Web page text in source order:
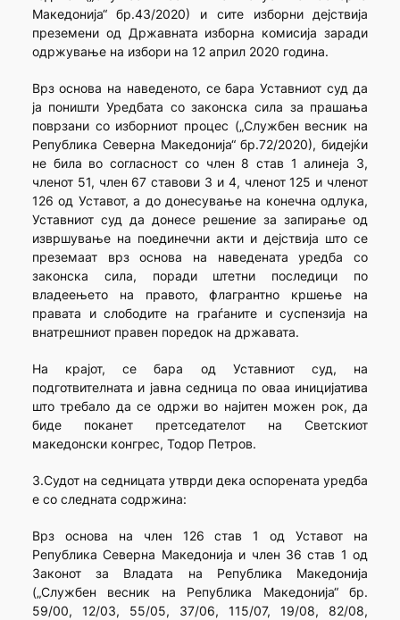
Македонија“ бр.43/2020) и сите изборни дејствија
преземени од Државната изборна комисија заради
одржување на избори на 12 април 2020 година.
Врз основа на наведеното, се бара Уставниот суд да
ја поништи Уредбата со законска сила за прашања
поврзани со изборниот процес („Службен весник на
Република Северна Македонија“ бр.72/2020), бидејќи
не била во согласност со член 8 став 1 алинеја 3,
членот 51, член 67 ставови 3 и 4, членот 125 и членот
126 од Уставот, а до донесување на конечна одлука,
Уставниот суд да донесе решение за запирање од
извршување на поединечни акти и дејствија што се
преземаат врз основа на наведената уредба со
законска сила, поради штетни последици по
владеењето на правото, флагрантно кршење на
правата и слободите на граѓаните и суспензија на
внатрешниот правен поредок на државата.
На крајот, се бара од Уставниот суд, на
подготвителната и јавна седница по оваа иницијатива
што требало да се одржи во најитен можен рок, да
биде поканет претседателот на Светскиот
македонски конгрес, Тодор Петров.
3.Судот на седницата утврди дека оспорената уредба
е со следната содржина:
Врз основа на член 126 став 1 од Уставот на
Република Северна Македонија и член 36 став 1 од
Законот за Владата на Република Македонија
(„Службен весник на Република Македонија“ бр.
59/00, 12/03, 55/05, 37/06, 115/07, 19/08, 82/08,